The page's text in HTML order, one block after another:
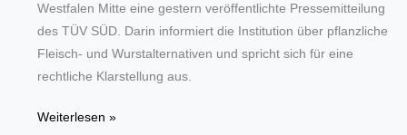
Westfalen Mitte eine gestern veröffentlichte Pressemitteilung
des TÜV SÜD. Darin informiert die Institution über pflanzliche
Fleisch- und Wurstalternativen und spricht sich für eine
rechtliche Klarstellung aus.
„Wurst
Weiterlesen »